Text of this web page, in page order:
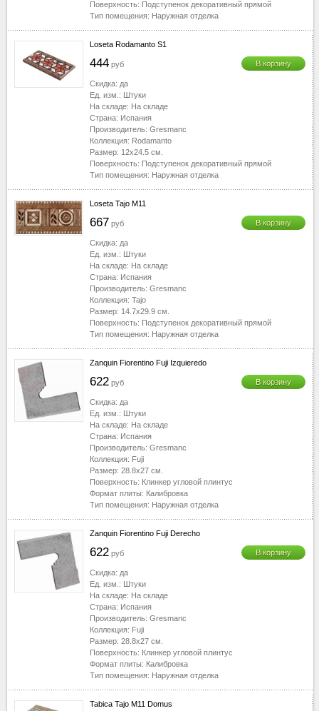
Поверхность: Подступенок декоративный прямой
Тип помещения: Наружная отделка
Loseta Rodamanto S1
444 руб В корзину
Скидка: да
Ед. изм.: Штуки
На складе: На складе
Страна: Испания
Производитель: Gresmanc
Коллекция: Rodamanto
Размер: 12x24.5 см.
Поверхность: Подступенок декоративный прямой
Тип помещения: Наружная отделка
Loseta Tajo M11
667 руб В корзину
Скидка: да
Ед. изм.: Штуки
На складе: На складе
Страна: Испания
Производитель: Gresmanc
Коллекция: Tajo
Размер: 14.7x29.9 см.
Поверхность: Подступенок декоративный прямой
Тип помещения: Наружная отделка
Zanquin Fiorentino Fuji Izquieredo
622 руб В корзину
Скидка: да
Ед. изм.: Штуки
На складе: На складе
Страна: Испания
Производитель: Gresmanc
Коллекция: Fuji
Размер: 28.8x27 см.
Поверхность: Клинкер угловой плинтус
Формат плиты: Калибровка
Тип помещения: Наружная отделка
Zanquin Fiorentino Fuji Derecho
622 руб В корзину
Скидка: да
Ед. изм.: Штуки
На складе: На складе
Страна: Испания
Производитель: Gresmanc
Коллекция: Fuji
Размер: 28.8x27 см.
Поверхность: Клинкер угловой плинтус
Формат плиты: Калибровка
Тип помещения: Наружная отделка
Tabica Tajo M11 Domus